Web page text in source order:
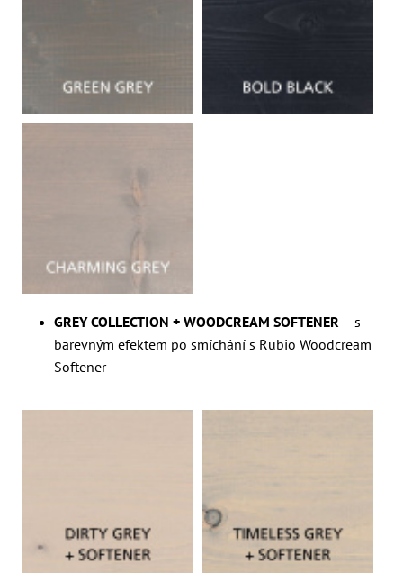
GREY COLLECTION + WOODCREAM SOFTENER – s
barevným efektem po smíchání s Rubio Woodcream
Softener